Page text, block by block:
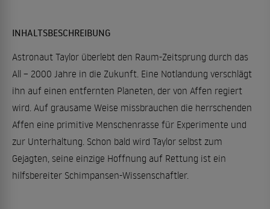
INHALTSBESCHREIBUNG
Astronaut Taylor überlebt den Raum-Zeitsprung durch das
All – 2000 Jahre in die Zukunft. Eine Notlandung verschlägt
ihn auf einen entfernten Planeten, der von Affen regiert
wird. Auf grausame Weise missbrauchen die herrschenden
Affen eine primitive Menschenrasse für Experimente und
zur Unterhaltung. Schon bald wird Taylor selbst zum
Gejagten, seine einzige Hoffnung auf Rettung ist ein
hilfsbereiter Schimpansen-Wissenschaftler.